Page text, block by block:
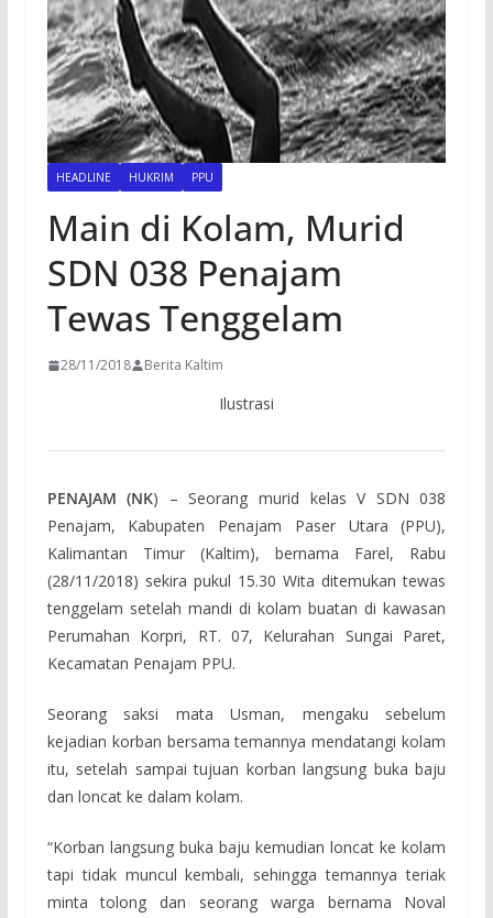
HEADLINE HUKRIM PPU
Main di Kolam, Murid
SDN 038 Penajam
Tewas Tenggelam
28/11/2018 Berita Kaltim
Ilustrasi
PENAJAM (NK) – Seorang murid kelas V SDN 038
Penajam, Kabupaten Penajam Paser Utara (PPU),
Kalimantan Timur (Kaltim), bernama Farel, Rabu
(28/11/2018) sekira pukul 15.30 Wita ditemukan tewas
tenggelam setelah mandi di kolam buatan di kawasan
Perumahan Korpri, RT. 07, Kelurahan Sungai Paret,
Kecamatan Penajam PPU.
Seorang saksi mata Usman, mengaku sebelum
kejadian korban bersama temannya mendatangi kolam
itu, setelah sampai tujuan korban langsung buka baju
dan loncat ke dalam kolam.
“Korban langsung buka baju kemudian loncat ke kolam
tapi tidak muncul kembali, sehingga temannya teriak
minta tolong dan seorang warga bernama Noval